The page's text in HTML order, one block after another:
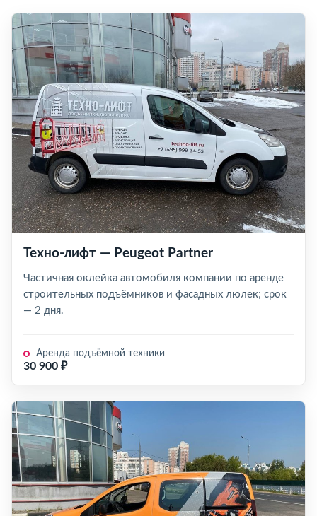
Техно-лифт — Peugeot Partner
Частичная оклейка автомобиля компании по аренде
строительных подъёмников и фасадных люлек; срок
— 2 дня.
Аренда подъёмной техники
30 900 ₽